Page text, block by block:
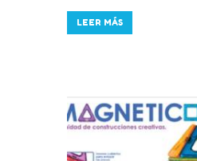
LEER MÁS